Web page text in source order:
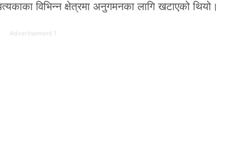
विभिन्न क्षेत्रमा अनुगमनका लागि खटाएको थियो।
Advertisement 1